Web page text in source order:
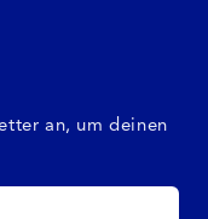
an, um deinen